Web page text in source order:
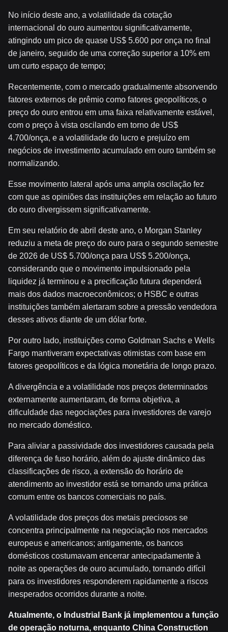
No início deste ano, a volatilidade da cotação
internacional do ouro aumentou significativamente,
atingindo um pico de quase US$ 5.600 por onça no final
de janeiro, seguido de uma correção superior a 10% em
um curto espaço de tempo;
Recentemente, com o mercado gradualmente absorvendo
fatores externos de prêmio como fatores geopolíticos, o
preço do ouro entrou em uma faixa relativamente estável,
com o preço à vista oscilando em torno de US$
4.700/onça, e a volatilidade do lucro e prejuízo em
negócios de investimento acumulado em ouro também se
normalizando.
Esse movimento lateral após uma ampla oscilação fez
com que as opiniões das instituições em relação ao futuro
do ouro divergissem significativamente.
Em seu relatório de abril deste ano, o Morgan Stanley
reduziu a meta de preço do ouro para o segundo semestre
de 2026 de US$ 5.700/onça para US$ 5.200/onça,
considerando que o movimento impulsionado pela
liquidez já terminou e a precificação futura dependerá
mais dos dados macroeconômicos; o HSBC e outras
instituições também alertaram sobre a pressão vendedora
desses ativos diante de um dólar forte.
Por outro lado, instituições como Goldman Sachs e Wells
Fargo mantiveram expectativas otimistas com base em
fatores geopolíticos e da lógica monetária de longo prazo.
A divergência e a volatilidade nos preços determinados
externamente aumentaram, de forma objetiva, a
dificuldade das negociações para investidores de varejo
no mercado doméstico.
Para aliviar a passividade dos investidores causada pela
diferença de fuso horário, além do ajuste dinâmico das
classificações de risco, a extensão do horário de
atendimento ao investidor está se tornando uma prática
comum entre os bancos comerciais no país.
A volatilidade dos preços dos metais preciosos se
concentra principalmente na negociação nos mercados
europeus e americanos; antigamente, os bancos
domésticos costumavam encerrar antecipadamente à
noite as operações de ouro acumulado, tornando difícil
para os investidores responderem rapidamente a riscos
inesperados ocorridos durante a noite.
Atualmente, o Industrial Bank já implementou a função
de operação noturna, enquanto China Construction